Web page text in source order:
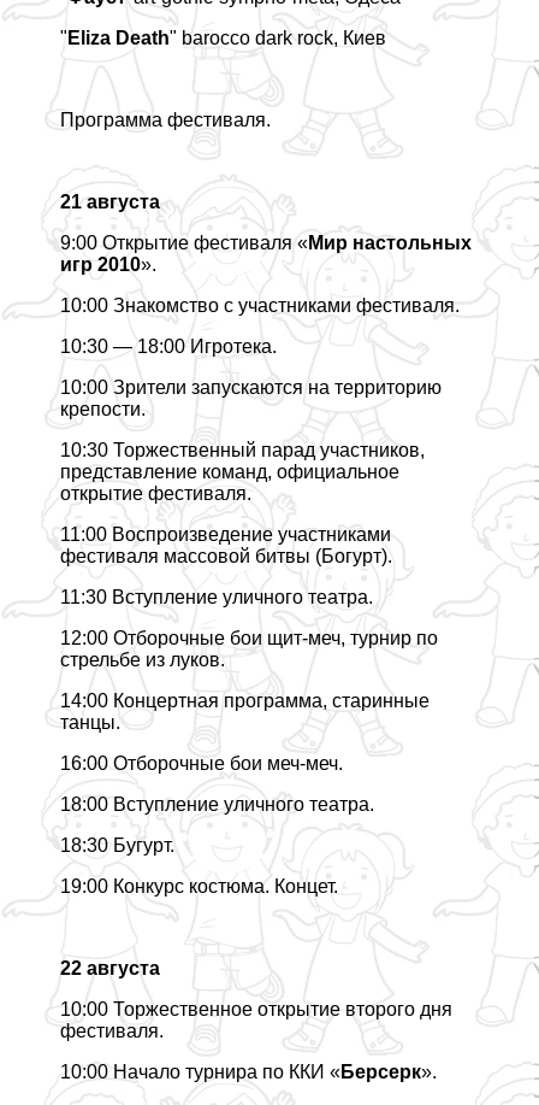
" Eliza Death" barocco dark rock, Киев
Программа фестиваля.
21 августа
9:00 Открытие фестиваля «Мир настольных
игр 2010».
10:00 Знакомство с участниками фестиваля.
10:30 — 18:00 Игротека.
10:00 Зрители запускаются на территорию
крепости.
10:30 Торжественный парад участников,
представление комaнд, официальное
открытие фестиваля.
11:00 Воспроизведение участниками
фестиваля массовой битвы (Богурт).
11:30 Вступление уличного театра.
12:00 Отборочные бои щит-меч, турнир по
стрельбе из луков.
14:00 Концертная программа, старинные
танцы.
16:00 Отборочные бои меч-меч.
18:00 Вступление уличного театра.
18:30 Бугурт.
19:00 Конкурс костюма. Концет.
22 августа
10:00 Торжественное открытие второго дня
фестиваля.
10:00 Начало турнира по ККИ «Берсерк».